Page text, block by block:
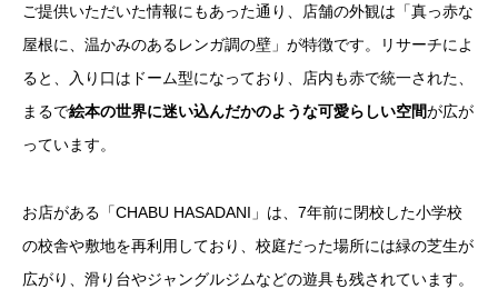
ご提供いただいた情報にもあった通り、店舗の外観は「真っ赤な
屋根に、温かみのあるレンガ調の壁」が特徴です。リサーチによ
ると、入り口はドーム型になっており、店内も赤で統一された、
まるで絵本の世界に迷い込んだかのような可愛らしい空間が広が
っています。
お店がある「CHABU HASADANI」は、7年前に閉校した小学校
の校舎や敷地を再利用しており、校庭だった場所には緑の芝生が
広がり、滑り台やジャングルジムなどの遊具も残されています。